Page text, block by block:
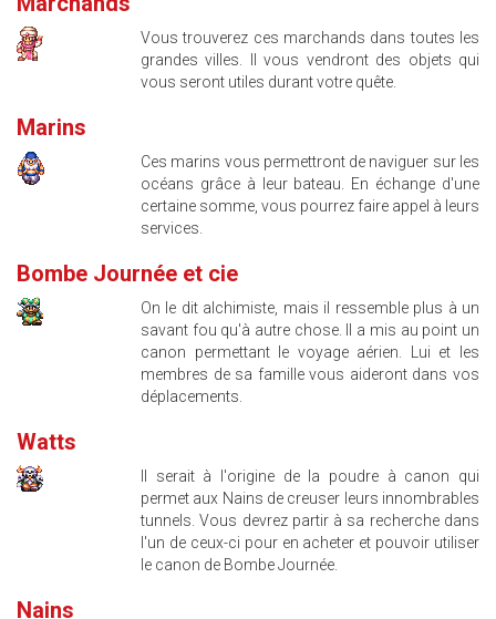
Vous trouverez ces marchands dans toutes les
grandes villes. Il vous vendront des objets qui
vous seront utiles durant votre quête.
Marins
Ces marins vous permettront de naviguer sur les
océans grâce à leur bateau. En échange d'une
certaine somme, vous pourrez faire appel à leurs
services.
Bombe Journée et cie
On le dit alchimiste, mais il ressemble plus à un
savant fou qu'à autre chose. Il a mis au point un
canon permettant le voyage aérien. Lui et les
membres de sa famille vous aideront dans vos
déplacements.
Watts
Il serait à l'origine de la poudre à canon qui
permet aux Nains de creuser leurs innombrables
tunnels. Vous devrez partir à sa recherche dans
l'un de ceux-ci pour en acheter et pouvoir utiliser
le canon de Bombe Journée.
Nains